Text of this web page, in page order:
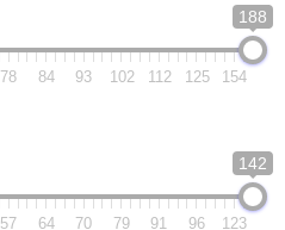
188
78 84 93 102 112 125 154
142
57 64 70 79 91 96 123